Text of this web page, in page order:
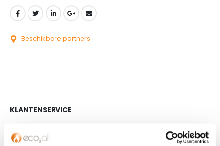
Beschikbare partners
KLANTENSERVICE
Over ons